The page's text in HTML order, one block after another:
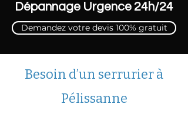
Dépannage Urgence 24h/24
Demandez votre devis 100% gratuit
Besoin d’un serrurier à
Pélissanne